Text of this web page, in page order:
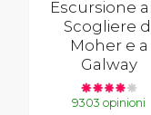
Escursione
Scogliere
Moher e a
Galway
9303 opinioni